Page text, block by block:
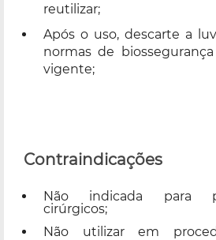
reutilizar;
Após o uso, descarte a
normas de
vigente;
Contraindicações
Não indicada para
cirúrgicos;
Não utilizar em